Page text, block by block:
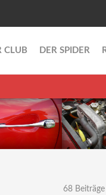
CLUB DER SPIDER
68